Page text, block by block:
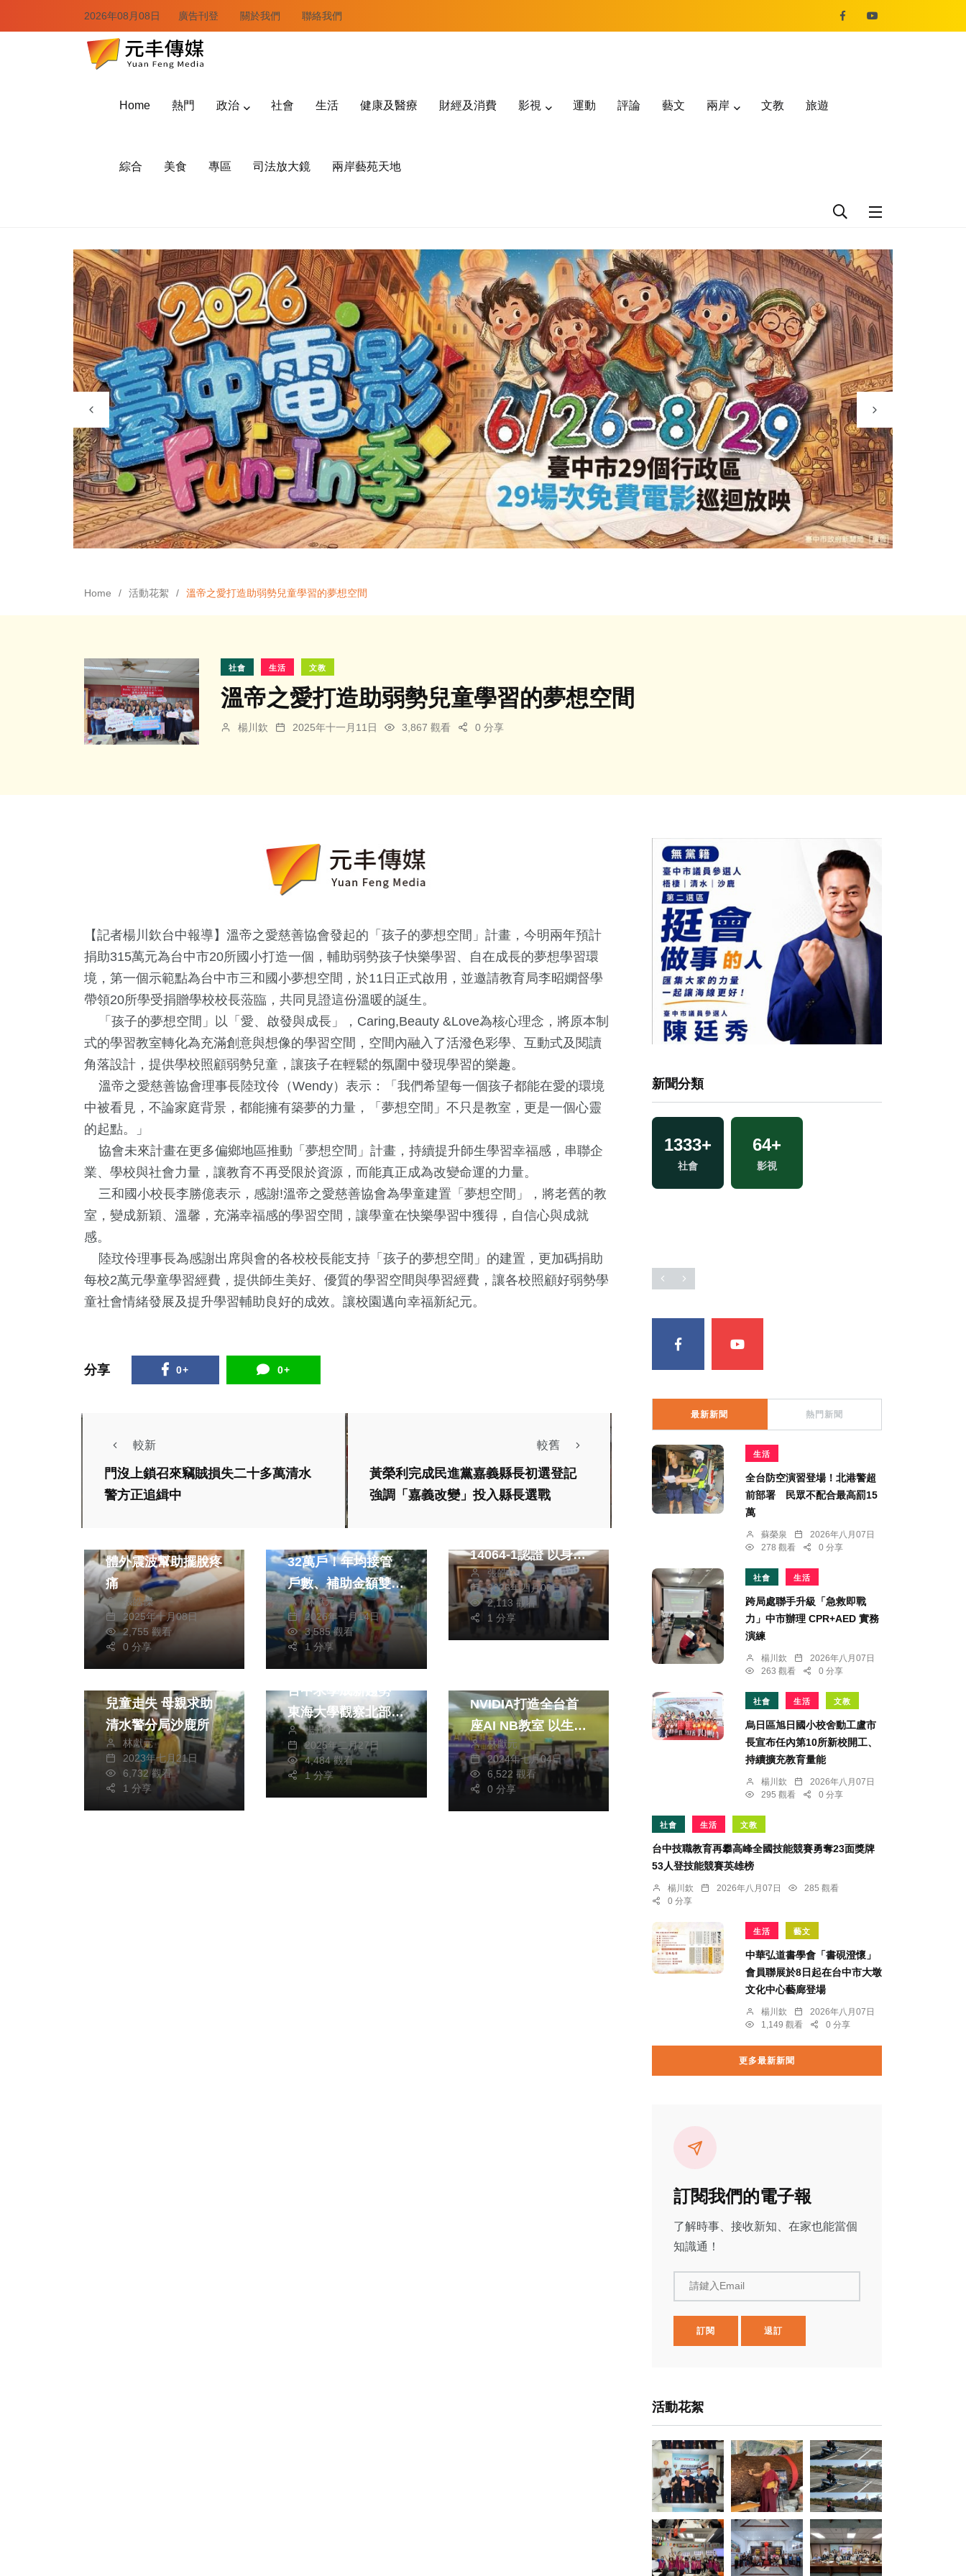
2026年08月08日 廣告刊登 關於我們 聯絡我們
Home 熱門 政治 社會 生活 健康及醫療 財經及消費 影視 運動 評論 藝文 兩岸 文教 旅遊
綜合 美食 專區 司法放大鏡 兩岸藝苑天地
Home 活動花絮 溫帝之愛打造助弱勢兒童學習的夢想空間
社會 生活 文教
溫帝之愛打造助弱勢兒童學習的夢想空間
楊川欽 2025年十一月11日 3,867 觀看 0 分享
【記者楊川欽台中報導】溫帝之愛慈善協會發起的「孩子的夢想空間」計畫，今明兩年預計
捐助315萬元為台中市20所國小打造一個，輔助弱勢孩子快樂學習、自在成長的夢想學習環
境，第一個示範點為台中市三和國小夢想空間，於11日正式啟用，並邀請教育局李昭嫻督學
帶領20所學受捐贈學校校長蒞臨，共同見證這份溫暖的誕生。
「孩子的夢想空間」以「愛、啟發與成長」，Caring,Beauty &Love為核心理念，將原本制
式的學習教室轉化為充滿創意與想像的學習空間，空間內融入了活潑色彩學、互動式及閱讀
角落設計，提供學校照顧弱勢兒童，讓孩子在輕鬆的氛圍中發現學習的樂趣。
溫帝之愛慈善協會理事長陸玟伶（Wendy）表示：「我們希望每一個孩子都能在愛的環境
中被看見，不論家庭背景，都能擁有築夢的力量，「夢想空間」不只是教室，更是一個心靈
的起點。」
協會未來計畫在更多偏鄉地區推動「夢想空間」計畫，持續提升師生學習幸福感，串聯企
業、學校與社會力量，讓教育不再受限於資源，而能真正成為改變命運的力量。
三和國小校長李勝億表示，感謝!溫帝之愛慈善協會為學童建置「夢想空間」，將老舊的教
室，變成新穎、溫馨，充滿幸福感的學習空間，讓學童在快樂學習中獲得，自信心與成就
感。
陸玟伶理事長為感謝出席與會的各校校長能支持「孩子的夢想空間」的建置，更加碼捐助
每校2萬元學童學習經費，提供師生美好、優質的學習空間與學習經費，讓各校照顧好弱勢學
童社會情緒發展及提升學習輔助良好的成效。讓校園邁向幸福新紀元。
分享 0+ 0+
較新
門沒上鎖召來竊賊損失二十多萬清水
警方正追緝中
較舊
黃榮利完成民進黨嘉義縣長初選登記
強調「嘉義改變」投入縣長選戰
體外震波幫助擺脫疼
痛
張皓傑
2025年十月08日
2,755 觀看
0 分享
32萬戶！年均接管
戶數、補助金額雙創
歷任市長新高
林獻元
2026年一月14日
3,585 觀看
1 分享
14064-1認證 以身作
則培育淨零人才
張皓傑
2026年四月08日
2,113 觀看
1 分享
兒童走失 母親求助
清水警分局沙鹿所
林獻元
2023年七月21日
6,732 觀看
1 分享
文教
不北飄選中流 前進
台中求學成新趨勢
東海大學觀察北部學
生南下台中就學趨勢
顯著
楊川欽
2025年二月27日
4,484 觀看
1 分享
NVIDIA打造全台首
座AI NB教室 以生成
式AI貫穿校務發展助
漢翔推動航太人工智
慧
林獻元
2024年七月04日
6,522 觀看
0 分享
新聞分類
綜藝
福建林公信俗文
化專區
172+
運動
74+
1587+
生活
14+
2024總統大選
1067 +
政治
11+ 710+ 422+
67+
兩岸
20+
司法放大鏡
247
693+ 1+
流專區
1333+
社會
64+
影視
最新新聞 熱門新聞
生活
全台防空演習登場！北港警超
前部署 民眾不配合最高罰15
萬
蘇榮泉
2026年八月07日
278 觀看
0 分享
社會 生活
跨局處聯手升級「急救即戰
力」中市辦理 CPR+AED 實務
演練
楊川欽
2026年八月07日
263 觀看
0 分享
社會 生活 文教
烏日區旭日國小校舍動工盧市
長宣布任內第10所新校開工、
持續擴充教育量能
楊川欽
2026年八月07日
295 觀看
0 分享
社會 生活 文教
台中技職教育再攀高峰全國技能競賽勇奪23面獎牌
53人登技能競賽英雄榜
楊川欽 2026年八月07日
285 觀看
0 分享
生活 藝文
中華弘道書學會「書硯澄懷」
會員聯展於8日起在台中市大墩
文化中心藝廊登場
楊川欽
2026年八月07日
1,149 觀看
0 分享
更多最新新聞
訂閱我們的電子報
了解時事、接收新知、在家也能當個
知識通！
請鍵入Email
訂閱 退訂
活動花絮